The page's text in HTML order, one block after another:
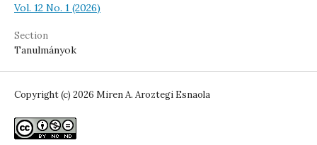
Vol. 12 No. 1 (2026)
Section
Tanulmányok
Copyright (c) 2026 Miren A. Aroztegi Esnaola